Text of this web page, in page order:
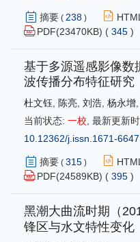
摘要 ( 238 ) HTML
PDF(23470KB) ( 345 )
基于多源遥感影像数
波传播分布特征研究
杜文钰 陈亮 刘浩 杨永增
当前状态: 一校 最新更新
10.12362/j.issn.1671-
摘要 ( 315 ) HTML
PDF(24589KB) ( 395 )
黑潮大曲流时期（
锋区与水文特性变化